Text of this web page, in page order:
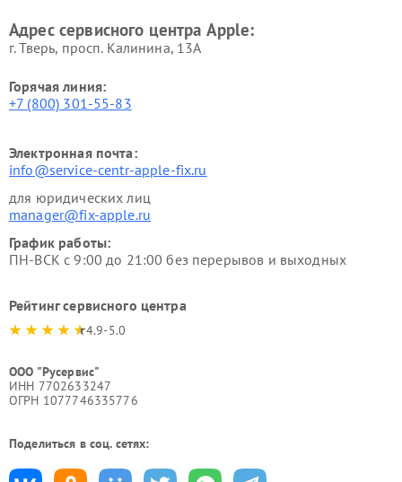
Адрес сервисного центра Apple:
г. Тверь, просп. Калинина, 13А
Горячая линия:
+7 (800) 301-55-83
Электронная почта:
info@service-centr-apple-fix.ru
для юридических лиц
manager@fix-apple.ru
График работы:
ПН-ВСК с 9:00 до 21:00 без перерывов и выходных
Рейтинг сервисного центра
4.9-5.0
ООО "Русервис"
ИНН 7702633247
ОГРН 1077746335776
Поделиться в соц. сетях: